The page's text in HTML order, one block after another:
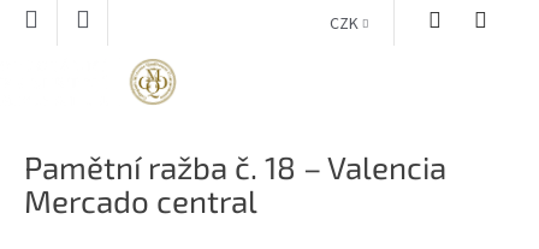
Přejít
CZK
Pamětní ražba č. 18 – Valencia
Mercado central